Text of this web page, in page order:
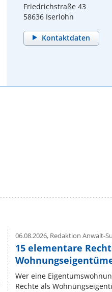
Friedrichstraße 43
58636 Iserlohn
Kontaktdaten
06.08.2026,Redaktion Anwalt-
15 elementare
Wer eine
Rechte als